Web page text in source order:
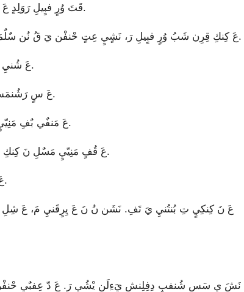
قَتَ وُرٍ فبٍيلِ رَوَلِدٍ عَ مْولِ بِرِن نَ. عَ سِفَ نّ مَنفّ سُلٍمَنِ يِرٍ، عَ نَ وَلِ مْولِ رَبَ.
عَ كِنكِ قِرِن شَبُ وُرٍ فبٍيلِ رَ، نَشٍيٍ عِتٍ حْنفْن يَ قُ نُن سٌلٌمَسَشَن، نَشٍيٍ شَ رَدِفِلِنيِ لَنشِ حْنفْن يَ قُ نُن قِرِن مَ.
عَ شُنيِ قِرِن شَبُ نَ كِنكِ قِرِنيِيٍ بّ، نَشٍيٍ عِتٍ حْنفْن يَ سُولِ.
عَ سٍ رَشُنمَسٍ قُ نُن نَانِ شَبُ نَ شُنيِ قِرِنيِيٍ بّ، شُنيِ كٍرٍن سٌلٌقٍرٍ.
عَ مَنفٌي بٌفِ مَنِيّيٍ يَءِلَن سَقّ قِرِن نَ نَ سٍ رَشُنمَسٍ رَدْشْشِ قِرِنيِيٍ مَ.
عَ قُفٍ مَنِيّيٍ مَسٌلِ نَ كِنكِ شُنيِ قِرِنيِيٍ مَ نَشٍيٍ نُ نَ بُنتُنيِ رَ. عٍ عِتٍ حْنفْن يَ نَانِ.
عَ مَنفٌي بٌفِ مَنِيّيٍ كّمّ قِرِن مَسٌلِ نَ كِنكِ شُنيِ قِرِنيِيٍ مَ.